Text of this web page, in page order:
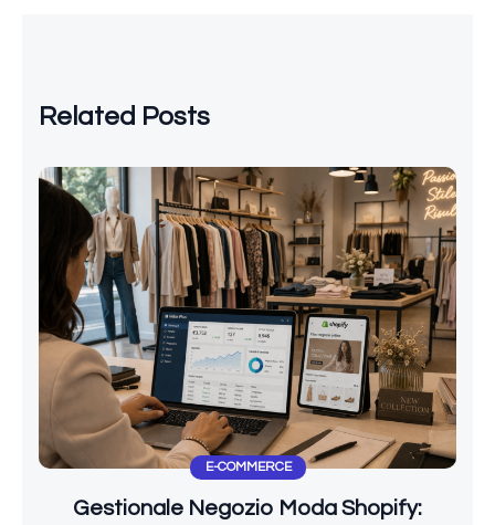
Related Posts
E-COMMERCE
Gestionale Negozio Moda Shopify: